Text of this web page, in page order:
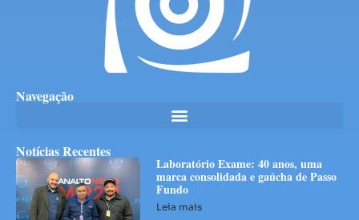
Navegação
Notícias Recentes
Laboratório Exame: 40 anos, uma
marca consolidada e gaúcha de Passo
Fundo
Leia mais